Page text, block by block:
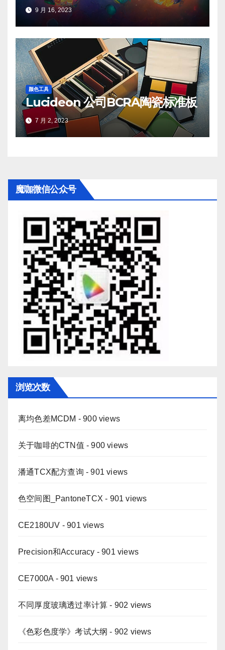
9 月 16, 2023
颜色工具
Lucideon 公司BCRA陶瓷标准板
7 月 2, 2023
魔咖微信公众号
浏览次数
离均色差MCDM - 900 views
关于咖啡的CTN值 - 900 views
潘通TCX配方查询 - 901 views
色空间图_PantoneTCX - 901 views
CE2180UV - 901 views
Precision和Accuracy - 901 views
CE7000A - 901 views
不同厚度玻璃透过率计算 - 902 views
《色彩色度学》考试大纲 - 902 views